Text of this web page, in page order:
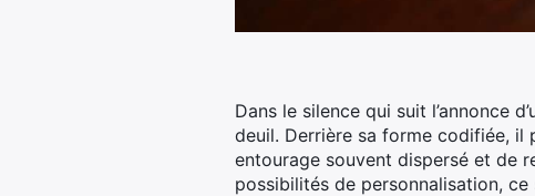
Dans le silence qui suit l’annonce
deuil. Derrière sa forme codifiée, il
entourage souvent dispersé et de
possibilités de personnalisation,